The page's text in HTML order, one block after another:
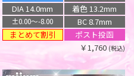
DIA 14.0mm
着色 13.2mm
±0.00〜-8.00
BC 8.7mm
まとめて割引
ポスト投函
￥1,760(税込)
ワンデー
1箱10枚入り
DIA 14.5mm
着色 13.6mm
±0.00〜-8.00
BC 8.7mm
まとめて割引
ポスト投函
￥1,760
(税込)
黄昏【回らない水光】
ワンデー
1箱10枚入り
DIA 14.5mm
着色 13.6mm
±0.00〜-8.00
BC 8.7mm
ポスト投函
￥1,815(税込)